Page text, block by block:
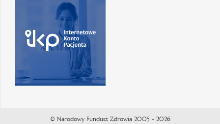
© Narodowy Fundusz Zdrowia 2005 - 2026